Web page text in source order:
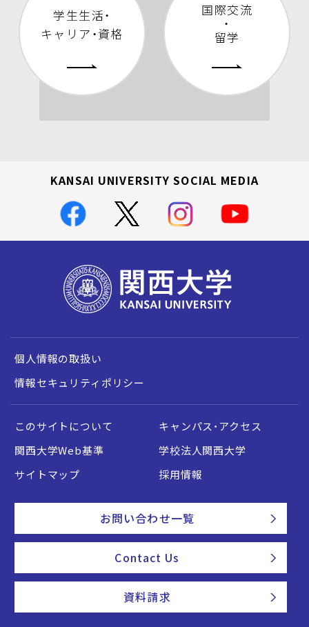
学生生活・
キャリア・資格
国際交流
・
留学
KANSAI UNIVERSITY SOCIAL MEDIA
個人情報の取扱い
情報セキュリティポリシー
このサイトについて
キャンパス・アクセス
関西大学Web基準
学校法人関西大学
サイトマップ
採用情報
お問い合わせ一覧
Contact Us
資料請求